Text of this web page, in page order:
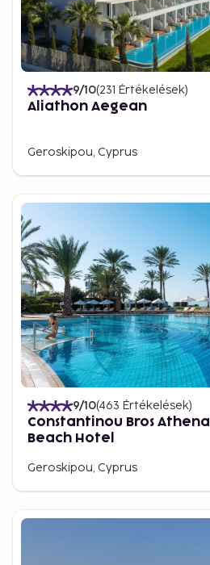
9/10(231 Értékelések)
Aliathon Aegean
Geroskipou, Cyprus
9/10(463 Értékelések)
Constantinou Bros Athena
Beach Hotel
Geroskipou, Cyprus